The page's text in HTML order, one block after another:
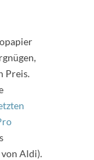
Preis.
Aldi).